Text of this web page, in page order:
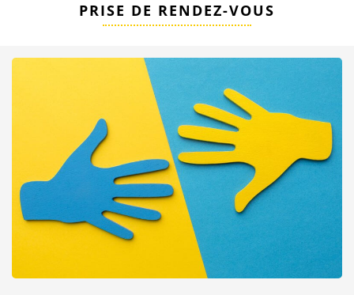
PRISE DE RENDEZ-VOUS